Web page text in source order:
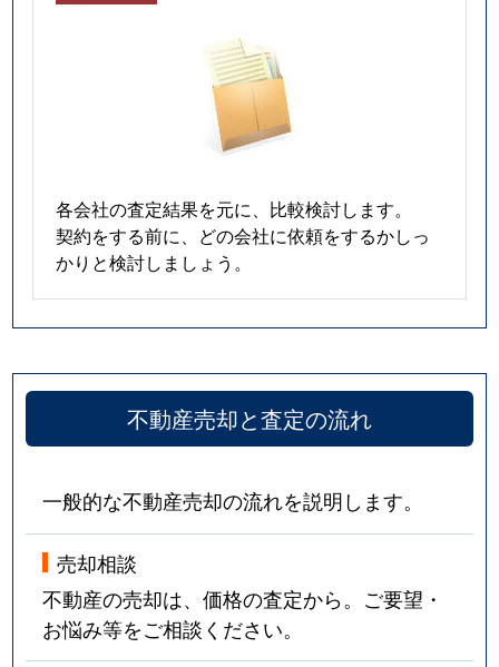
各会社の査定結果を元に、比較検討します。
契約をする前に、どの会社に依頼をするかしっ
かりと検討しましょう。
不動産売却と査定の流れ
一般的な不動産売却の流れを説明します。
売却相談
不動産の売却は、価格の査定から。ご要望・
お悩み等をご相談ください。